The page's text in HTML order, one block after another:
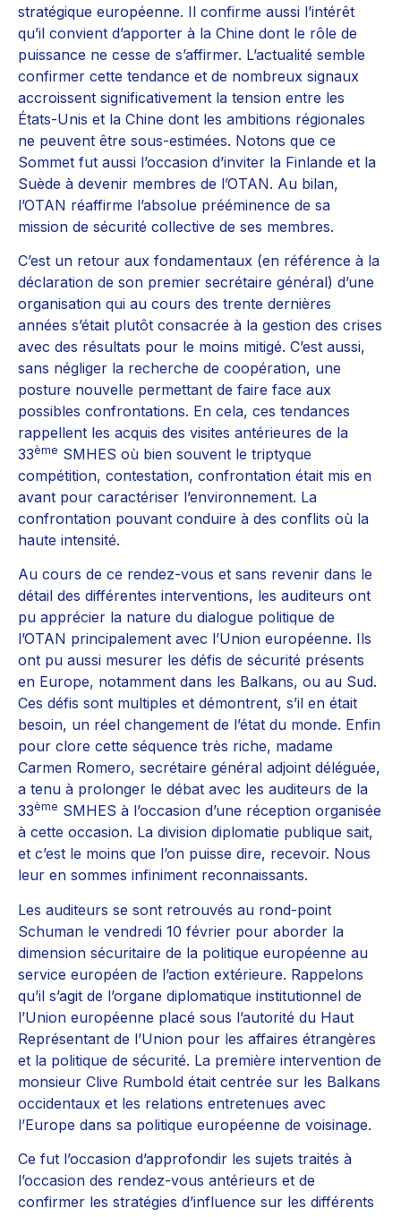
stratégique européenne. Il confirme aussi l’intérêt
qu’il convient d’apporter à la Chine dont le rôle de
puissance ne cesse de s’affirmer. L’actualité semble
confirmer cette tendance et de nombreux signaux
accroissent significativement la tension entre les
États-Unis et la Chine dont les ambitions régionales
ne peuvent être sous-estimées. Notons que ce
Sommet fut aussi l’occasion d’inviter la Finlande et la
Suède à devenir membres de l’OTAN. Au bilan,
l’OTAN réaffirme l’absolue prééminence de sa
mission de sécurité collective de ses membres.
C’est un retour aux fondamentaux (en référence à la
déclaration de son premier secrétaire général) d’une
organisation qui au cours des trente dernières
années s’était plutôt consacrée à la gestion des crises
avec des résultats pour le moins mitigé. C’est aussi,
sans négliger la recherche de coopération, une
posture nouvelle permettant de faire face aux
possibles confrontations. En cela, ces tendances
rappellent les acquis des visites antérieures de la
33ème SMHES où bien souvent le triptyque
compétition, contestation, confrontation était mis en
avant pour caractériser l’environnement. La
confrontation pouvant conduire à des conflits où la
haute intensité.
Au cours de ce rendez-vous et sans revenir dans le
détail des différentes interventions, les auditeurs ont
pu apprécier la nature du dialogue politique de
l’OTAN principalement avec l’Union européenne. Ils
ont pu aussi mesurer les défis de sécurité présents
en Europe, notamment dans les Balkans, ou au Sud.
Ces défis sont multiples et démontrent, s’il en était
besoin, un réel changement de l’état du monde. Enfin
pour clore cette séquence très riche, madame
Carmen Romero, secrétaire général adjoint déléguée,
a tenu à prolonger le débat avec les auditeurs de la
33ème SMHES à l’occasion d’une réception organisée
à cette occasion. La division diplomatie publique sait,
et c’est le moins que l’on puisse dire, recevoir. Nous
leur en sommes infiniment reconnaissants.
Les auditeurs se sont retrouvés au rond-point
Schuman le vendredi 10 février pour aborder la
dimension sécuritaire de la politique européenne au
service européen de l’action extérieure. Rappelons
qu’il s’agit de l’organe diplomatique institutionnel de
l’Union européenne placé sous l’autorité du Haut
Représentant de l’Union pour les affaires étrangères
et la politique de sécurité. La première intervention de
monsieur Clive Rumbold était centrée sur les Balkans
occidentaux et les relations entretenues avec
l’Europe dans sa politique européenne de voisinage.
Ce fut l’occasion d’approfondir les sujets traités à
l’occasion des rendez-vous antérieurs et de
confirmer les stratégies d’influence sur les différents